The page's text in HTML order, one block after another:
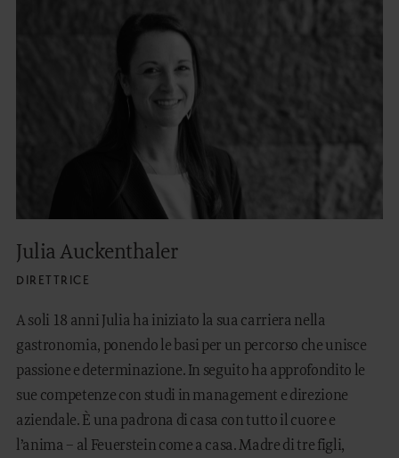
Julia Auckenthaler
DIRETTRICE
A soli 18 anni Julia ha iniziato la sua carriera nella
gastronomia, ponendo le basi per un percorso che unisce
passione e determinazione. In seguito ha approfondito le
sue competenze con studi in management e direzione
aziendale. È una padrona di casa con tutto il cuore e
l’anima – al Feuerstein come a casa. Madre di tre figli,